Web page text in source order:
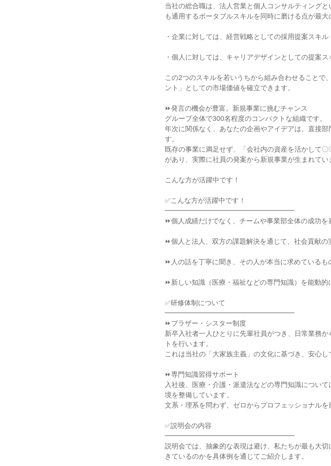
当社の総合職は、法人営業と個人コンサルティング
も通用するポータブルスキルを同時に磨ける点が最大
・企業に対しては、経営戦略としての採用提案スキル
・個人に対しては、キャリアデザインとしての提案ス
この2つのスキルを若いうちから組み合わせることで
ント」としての市場価値を確立できます。
⏩発言の機会が豊富。新規事業に挑むチャンス
グループ全体で300名程度のコンパクトな組織です。
年次に関係なく、あなたの企画やアイデアは、直接
す。
既存の事業に満足せず、「会社内の資産を活かして
があり、実際に社員の発案から新規事業が生まれてい
こんな方が活躍中です！
✅こんな方が活躍中です！
━━━━━━━━━━━━━━━━━━━
⏩個人成績だけでなく、チームや事業部全体の成功を
⏩個人と法人、双方の課題解決を通じて、社会貢献の
⏩人の話を丁寧に聞き、その人が本当に求めている
⏩新しい知識（医療・福祉などの専門知識）を能動的
✅研修体制について
━━━━━━━━━━━━━━━━━━━
⏩ブラザー・シスター制度
新卒入社者一人ひとりに先輩社員がつき、日常業務
トを行います。
これは当社の「大家族主義」の文化に基づき、安心
⏩専門知識習得サポート
入社後、医療・介護・派遣法などの専門知識につい
境を整備しています。
文系・理系を問わず、ゼロからプロフェッショナルを
✅説明会の内容
━━━━━━━━━━━━━━━━━━━
説明会では、抽象的な表現は避け、私たちが最も大
きているのかを具体例を通じてご紹介します。